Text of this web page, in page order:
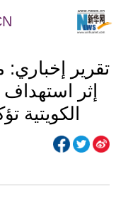
تقرير
إثر
الكويتية